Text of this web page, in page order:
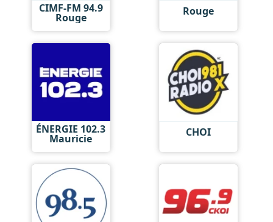
CIMF-FM 94.9
Rouge Rouge
ÉNERGIE 102.3
Mauricie CHOI